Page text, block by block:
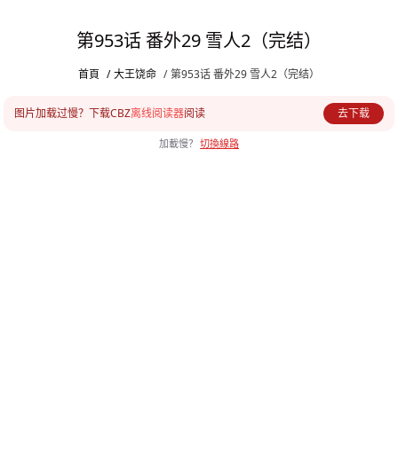
第953话 番外29 雪人2（完结）
首頁 / 大王饶命 / 第953话 番外29 雪人2（完结）
图片加载过慢？下载CBZ离线阅读器阅读 去下载
加載慢？ 切換線路